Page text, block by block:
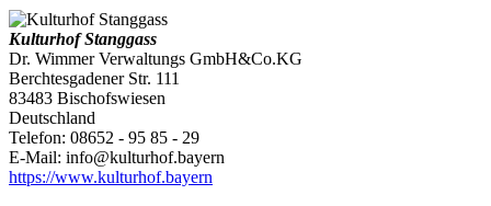
Kulturhof Stanggass
Dr. Wimmer Verwaltungs GmbH&Co.KG
Berchtesgadener Str. 111
83483 Bischofswiesen
Deutschland
Telefon: 08652 - 95 85 - 29
E-Mail: info@kulturhof.bayern
https://www.kulturhof.bayern